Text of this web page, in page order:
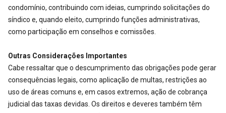
condomínio, contribuindo com ideias, cumprindo solicitações do
síndico e, quando eleito, cumprindo funções administrativas,
como participação em conselhos e comissões.
Outras Considerações Importantes
Cabe ressaltar que o descumprimento das obrigações pode gerar
consequências legais, como aplicação de multas, restrições ao
uso de áreas comuns e, em casos extremos, ação de cobrança
judicial das taxas devidas. Os direitos e deveres também têm